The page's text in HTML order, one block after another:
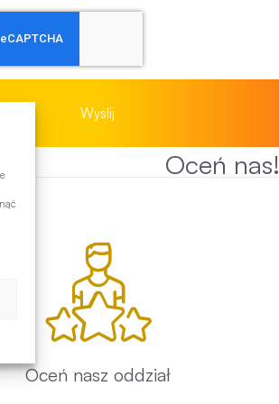
Wyślij
Oceń nas!
Oceń nasz oddział